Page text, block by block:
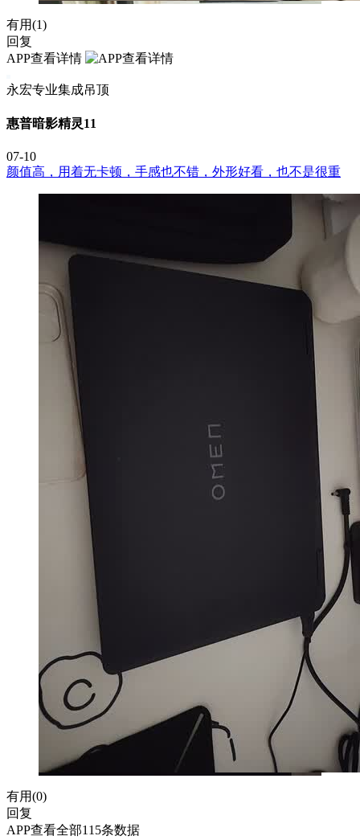
有用(1)
回复
APP查看详情
永宏专业集成吊顶
惠普暗影精灵11
07-10
颜值高，用着无卡顿，手感也不错，外形好看，也不是很重
有用(0)
回复
APP查看全部115条数据